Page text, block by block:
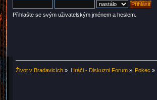
Přihlašte se svým uživatelským jménem a heslem.
Život v Bradavicích » Hráči - Diskuzni Forum» Pokec »